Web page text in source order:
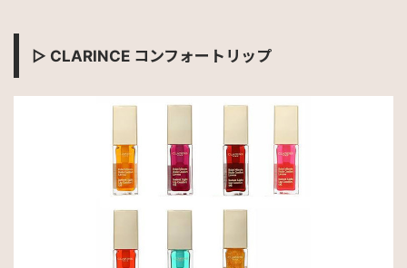
▷ CLARINCE コンフォートリップ